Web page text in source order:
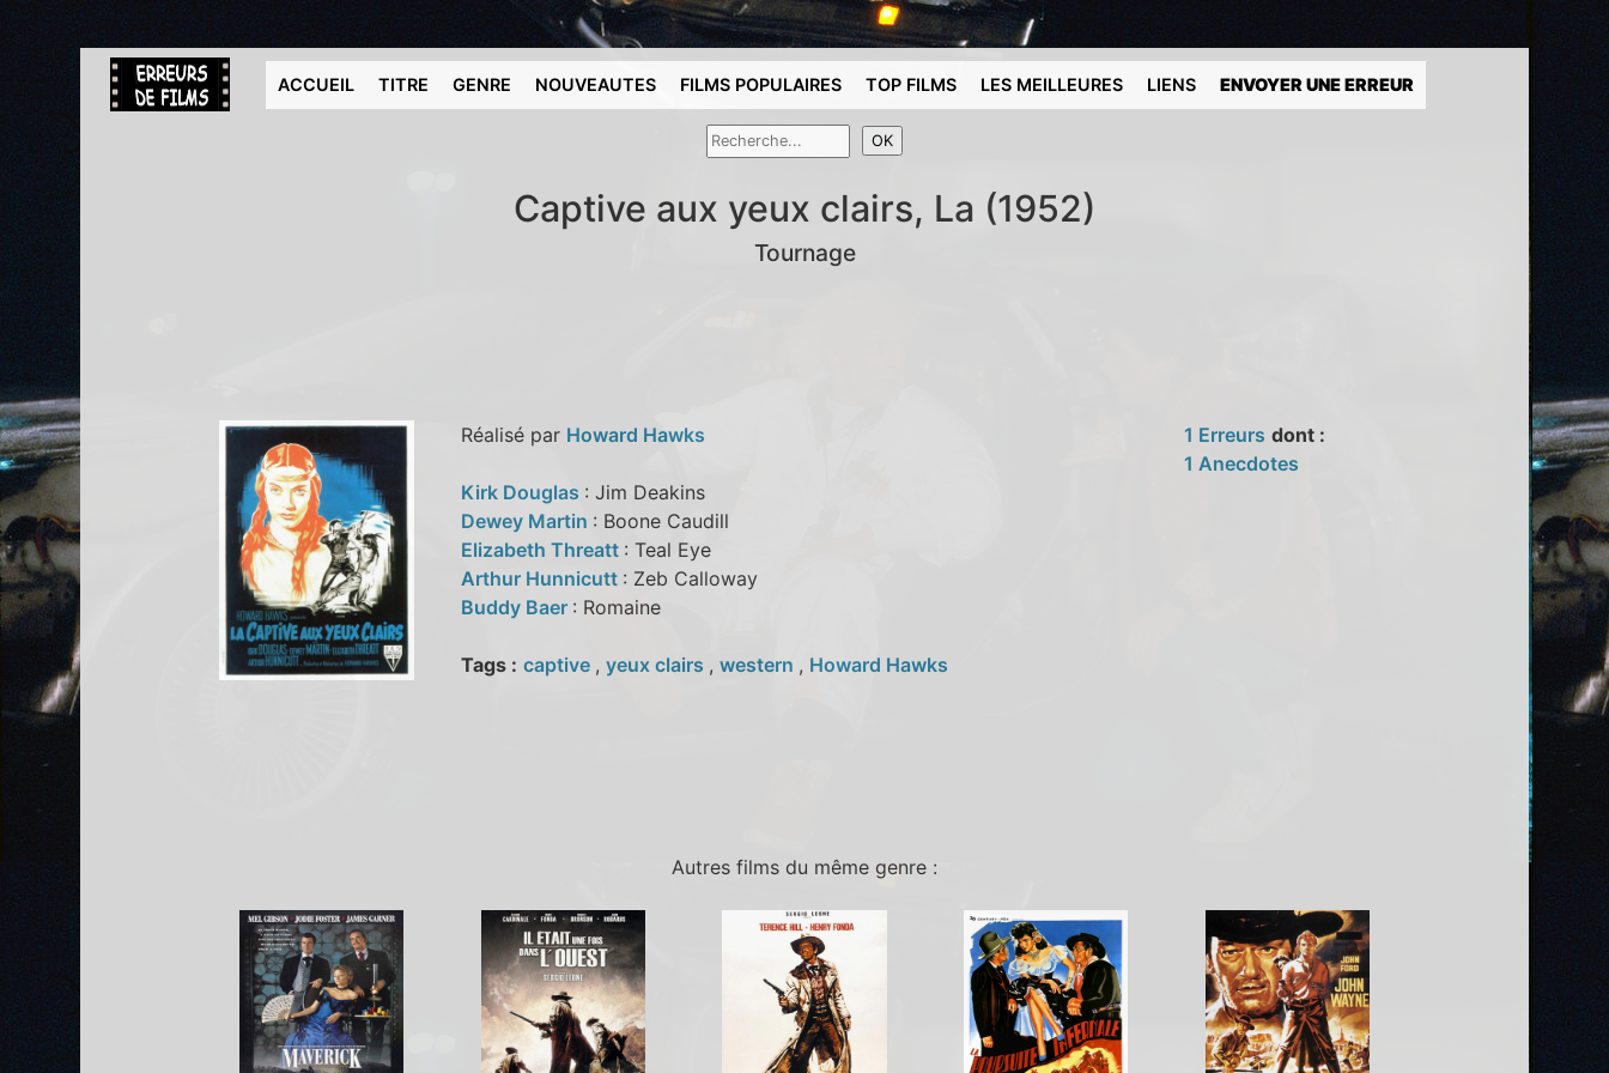
ACCUEIL TITRE GENRE NOUVEAUTES FILMS POPULAIRES TOP FILMS LES MEILLEURES LIENS ENVOYER UNE ERREUR
Captive aux yeux clairs, La (1952)
Tournage
Réalisé par Howard Hawks
Kirk Douglas : Jim Deakins
Dewey Martin : Boone Caudill
Elizabeth Threatt : Teal Eye
Arthur Hunnicutt : Zeb Calloway
Buddy Baer : Romaine
Tags : captive , yeux clairs , western , Howard Hawks
1 Erreurs dont :
1 Anecdotes
Autres films du même genre :